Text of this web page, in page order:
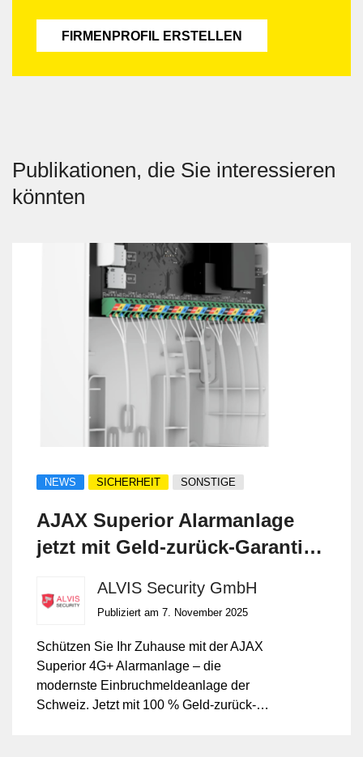
FIRMENPROFIL ERSTELLEN
Publikationen, die Sie interessieren
könnten
NEWS SICHERHEIT SONSTIGE
AJAX Superior Alarmanlage
jetzt mit Geld-zurück-Garantie
GmbH
ALVIS Security GmbH
Publiziert am 7. November 2025
Schützen Sie Ihr Zuhause mit der AJAX
Superior 4G+ Alarmanlage – die
modernste Einbruchmeldeanlage der
Schweiz. Jetzt mit 100 % Geld-zurück-